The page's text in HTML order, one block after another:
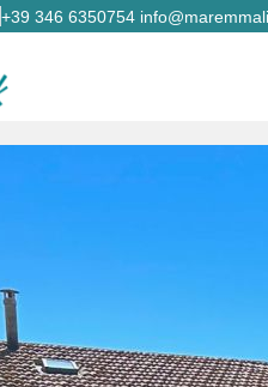
+39 346 6350754